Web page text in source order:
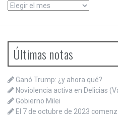
Archivos
Últimas notas
Ganó Trump: ¿y ahora qué?
Noviolencia activa en Delicias
Gobierno Milei
El 7 de octubre de 2023